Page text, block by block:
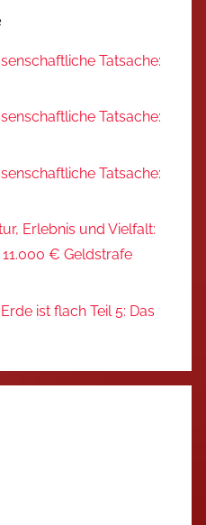
Tatsache:
Tatsache:
Tatsache:
Erlebnis und Vielfalt:
€ Geldstrafe
ist flach Teil 5: Das